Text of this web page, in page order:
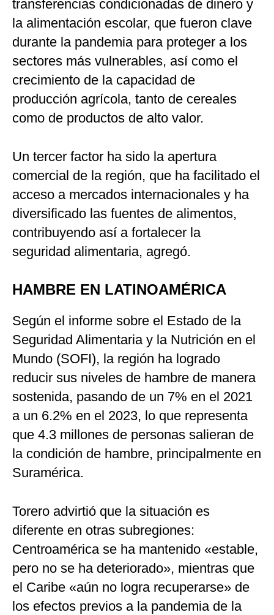
transferencias condicionadas de dinero y
la alimentación escolar, que fueron clave
durante la pandemia para proteger a los
sectores más vulnerables, así como el
crecimiento de la capacidad de
producción agrícola, tanto de cereales
como de productos de alto valor.
Un tercer factor ha sido la apertura
comercial de la región, que ha facilitado el
acceso a mercados internacionales y ha
diversificado las fuentes de alimentos,
contribuyendo así a fortalecer la
seguridad alimentaria, agregó.
HAMBRE EN LATINOAMÉRICA
Según el informe sobre el Estado de la
Seguridad Alimentaria y la Nutrición en el
Mundo (SOFI), la región ha logrado
reducir sus niveles de hambre de manera
sostenida, pasando de un 7% en el 2021
a un 6.2% en el 2023, lo que representa
que 4.3 millones de personas salieran de
la condición de hambre, principalmente en
Suramérica.
Torero advirtió que la situación es
diferente en otras subregiones:
Centroamérica se ha mantenido «estable,
pero no se ha deteriorado», mientras que
el Caribe «aún no logra recuperarse» de
los efectos previos a la pandemia de la